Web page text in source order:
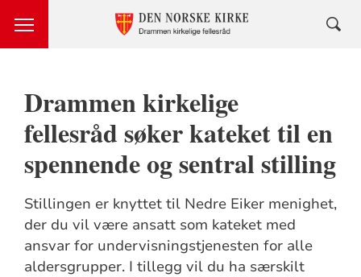
Drammen kirkelige
fellesråd søker kateket til en
spennende og sentral stilling
Stillingen er knyttet til Nedre Eiker menighet,
der du vil være ansatt som kateket med
ansvar for undervisningstjenesten for alle
aldersgrupper. I tillegg vil du ha særskilt